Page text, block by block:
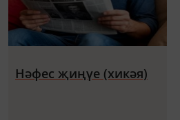
Нәфес җиңүе (хикәя)